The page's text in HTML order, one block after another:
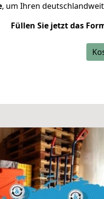
, um Ihren
Füllen Sie jetzt das